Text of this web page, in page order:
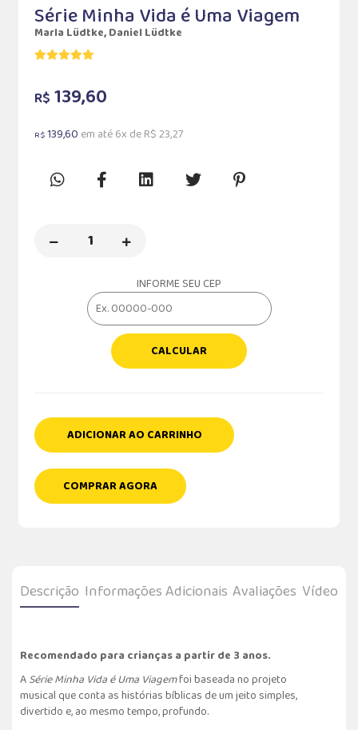
Série Minha Vida é Uma Viagem
Marla Lüdtke, Daniel Lüdtke
R$ 139,60
R$139,60 em até 6x de R$ 23,27
INFORME SEU CEP
CALCULAR
ADICIONAR AO CARRINHO
COMPRAR AGORA
Descrição Informações Adicionais Avaliações Vídeo
Recomendado para crianças a partir de 3 anos.
ASérie Minha Vida é Uma Viagemfoi baseada no projeto
musical que conta as histórias bíblicas de um jeito simples,
divertido e, ao mesmo tempo, profundo.